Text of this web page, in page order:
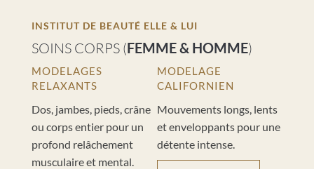
INSTITUT DE BEAUTÉ ELLE & LUI
SOINS CORPS (FEMME & HOMME)
MODELAGES
RELAXANTS
Dos, jambes, pieds, crâne
ou corps entier pour un
profond relâchement
musculaire et mental.
MODELAGE
CALIFORNIEN
Mouvements longs, lents
et enveloppants pour une
détente intense.